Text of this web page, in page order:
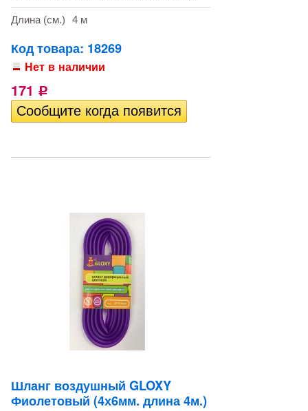
Длина (см.) 4 м
Код товара: 18269
Нет в наличии
171 Р
Шланг воздушный GLOXY
Фиолетовый (4х6мм. длина 4м.)